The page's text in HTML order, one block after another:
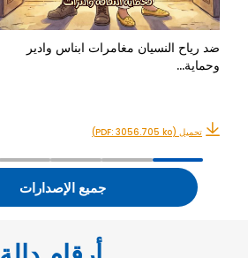
جميع الإصدارات
ضد رياح النسيان مغامرات ابناس وادير
وحماية…
تحميل (PDF: 3056.705 ko)